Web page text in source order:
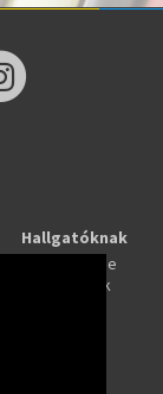
Hallgatóknak
Tanulj online
Képzések